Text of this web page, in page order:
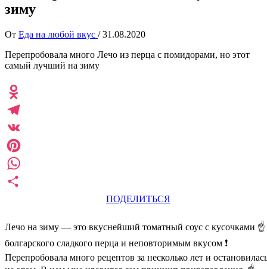
зиму
От Еда на любой вкус /31.08.2020
Перепробовала много Лечо из перца с помидорами, но этот
самый лучший на зиму
ПОДЕЛИТЬСЯ
Лечо на зиму — это вкуснейший томатный соус с кусочками ☝️
болгарского сладкого перца и неповторимым вкусом ❗
Перепробовала много рецептов за несколько лет и